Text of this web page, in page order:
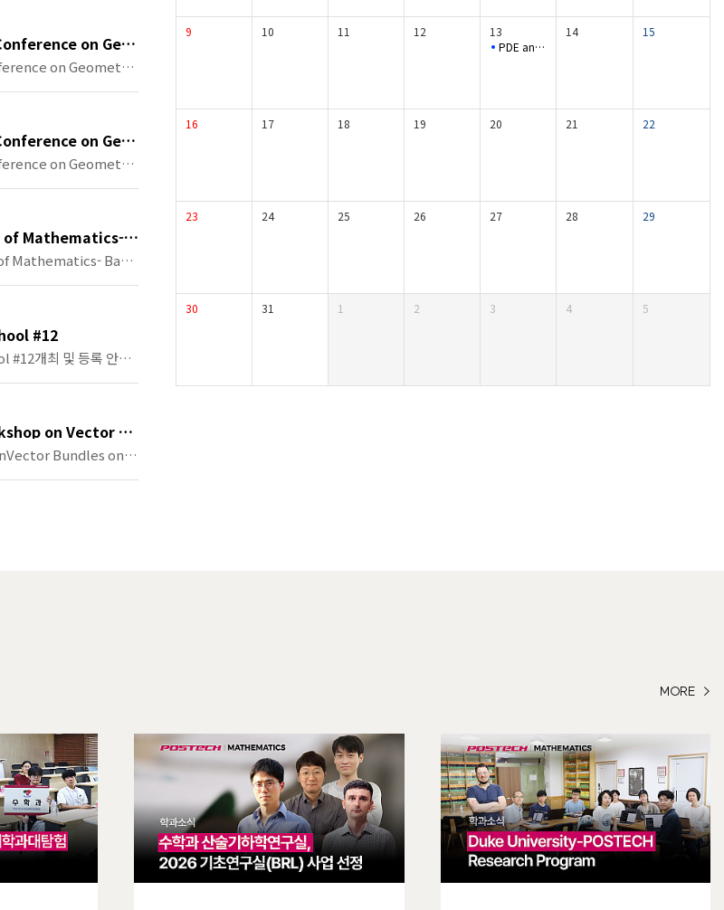
on Geo
on Geometric
on Geo
on Geometric
of Mathematics- B
Topics
Mathematics- Bana
#12
개최 및 등록 안내
on Vector Bu
Bundles on A
9 10 11 12
13
PDE and Applied Analysis Seminar
14 15
16 17 18 19 20 21 22
23 24 25 26 27 28 29
30 31 1 2 3 4 5
MORE >